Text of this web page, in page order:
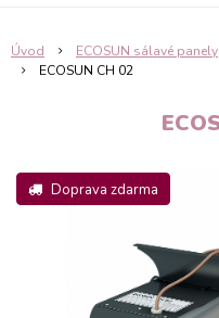
Úvod ECOSUN sálavé panely
ECOSUN CH 02
Doprava zdarma